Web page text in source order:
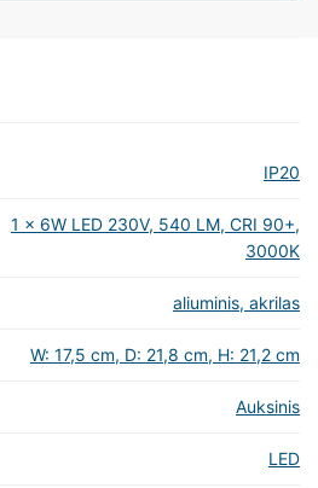
IP20
1 x 6W LED 230V, 540 LM, CRI 90+,
3000K
aliuminis, akrilas
W: 17,5 cm, D: 21,8 cm, H: 21,2 cm
Auksinis
LED